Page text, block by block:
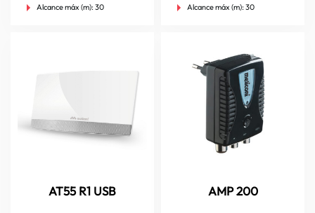
Alcance máx (m): 30 Alcance máx (m): 30
AT55 R1 USB AMP 200